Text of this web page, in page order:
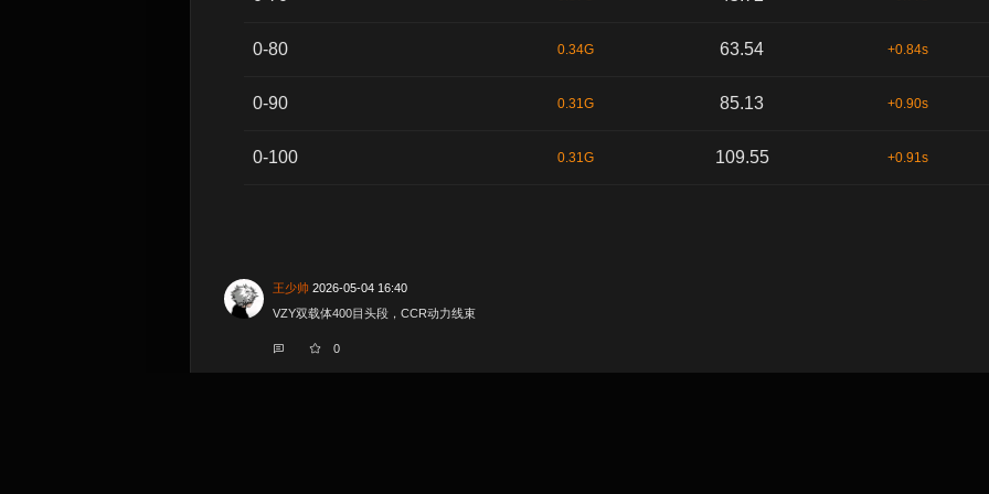
0-80 0.34G 63.54 +0.84s
0-90 0.31G 85.13 +0.90s
0-100 0.31G 109.55 +0.91s
王少帅 2026-05-04 16:40
VZY双载体400目头段，CCR动力线束
0